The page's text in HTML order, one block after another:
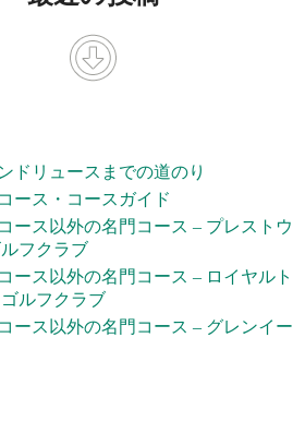
ドリュースまでの道のり
ース・コースガイド
ース以外の名門コース – プレストウ
フクラブ
ース以外の名門コース – ロイヤルト
ルフクラブ
ース以外の名門コース – グレンイー